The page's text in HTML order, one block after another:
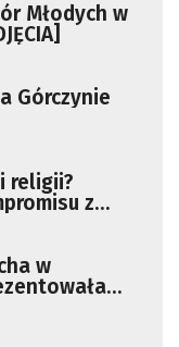
Młodych w
Górczynie
religii?
z
w